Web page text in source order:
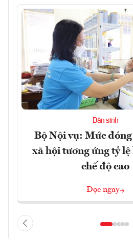
Dân sinh
Bộ Nội vụ: Mức
xã hội tương ứng tỷ lệ
chế độ cao
Đọc ngay